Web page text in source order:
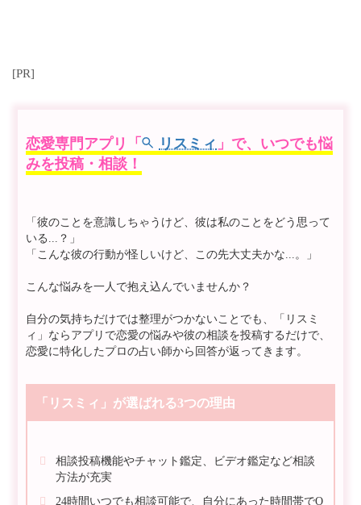
[PR]
恋愛専門アプリ「 リスミィ 」で、いつでも悩
みを投稿・相談！
「彼のことを意識しちゃうけど、彼は私のことをどう思って
いる...？」
「こんな彼の行動が怪しいけど、この先大丈夫かな...。」
こんな悩みを一人で抱え込んでいませんか？
自分の気持ちだけでは整理がつかないことでも、「リスミ
ィ」ならアプリで恋愛の悩みや彼の相談を投稿するだけで、
恋愛に特化したプロの占い師から回答が返ってきます。
「リスミィ」が選ばれる3つの理由
相談投稿機能やチャット鑑定、ビデオ鑑定など相談
方法が充実
24時間いつでも相談可能で、自分にあった時間帯でO